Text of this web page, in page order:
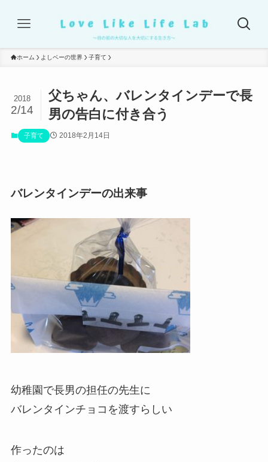
ホーム よしベーの世界 子育て
父ちゃん、バレンタインデーで長
男の告白に付き合う
2018
2/14
子育て 2018年2月14日
バレンタインデーの出来事
幼稚園で長男の担任の先生に
バレンタインチョコを渡すらしい
作ったのは